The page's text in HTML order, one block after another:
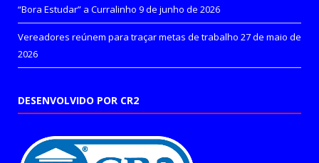
“Bora Estudar” a Curralinho 9 de junho de 2026
Vereadores reúnem para traçar metas de trabalho 27 de maio de
2026
DESENVOLVIDO POR CR2